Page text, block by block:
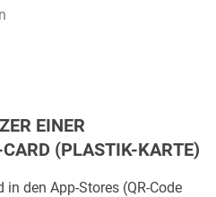
EINER
(PLASTIK-KARTE)
den App-Stores (QR-Code